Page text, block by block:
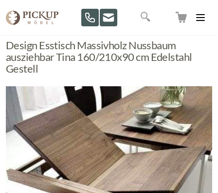
Suche
Design Esstisch Massivholz Nussbaum
ausziehbar Tina 160/210x90 cm Edelstahl
Gestell